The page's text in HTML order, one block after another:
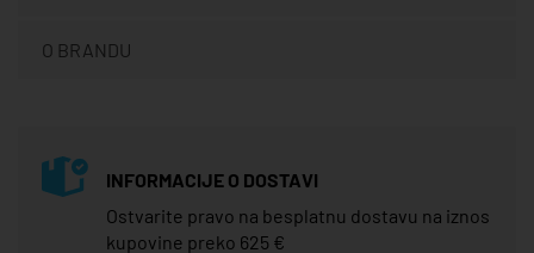
O BRANDU
INFORMACIJE O DOSTAVI
Ostvarite pravo na besplatnu dostavu na iznos
kupovine preko 625 €